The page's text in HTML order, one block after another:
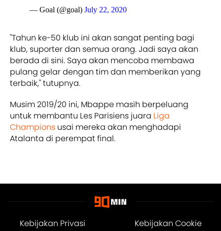
— Goal (@goal) July 22, 2020
"Tahun ke-50 klub ini akan sangat penting bagi
klub, suporter dan semua orang. Jadi saya akan
berada di sini. Saya akan mencoba membawa
pulang gelar dengan tim dan memberikan yang
terbaik," tutupnya.
Musim 2019/20 ini, Mbappe masih berpeluang
untuk membantu Les Parisiens juara Liga
Champions usai mereka akan menghadapi
Atalanta di perempat final.
Kebijakan Privasi Kebijakan Cookie